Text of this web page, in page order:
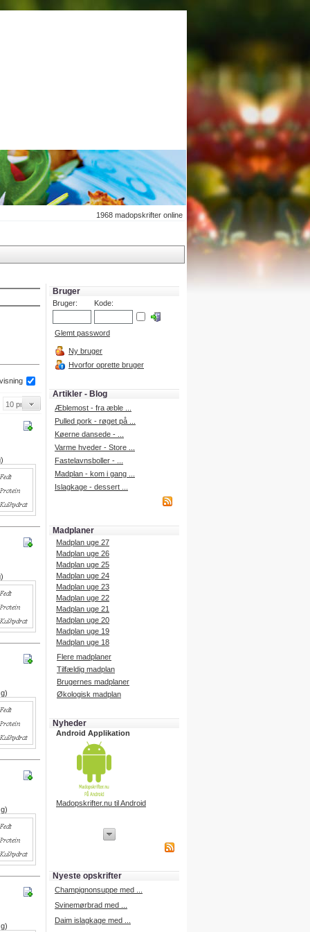
1968 madopskrifter online
Bruger
Bruger: Kode:
Glemt password
Ny bruger
Hvorfor oprette bruger
Artikler - Blog
Æblemost - fra æble ...
Pulled pork - røget på ...
Køerne dansede - ...
Varme hveder - Store ...
Fastelavnsboller - ...
Madplan - kom i gang ...
Islagkage - dessert ...
Madplaner
Madplan uge 27
Madplan uge 26
Madplan uge 25
Madplan uge 24
Madplan uge 23
Madplan uge 22
Madplan uge 21
Madplan uge 20
Madplan uge 19
Madplan uge 18
Flere madplaner
Tilfældig madplan
Brugernes madplaner
Økologisk madplan
Nyheder
Android Applikation
Madopskrifter.nu til Android
iPhone udvikling
Nyeste opskrifter
Champignonsuppe med ...
Svinemørbrad med ...
Daim islagkage med ...